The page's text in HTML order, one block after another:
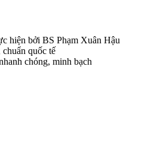
hiện bởi BS Phạm Xuân Hậu
quốc tế
chóng, minh bạch